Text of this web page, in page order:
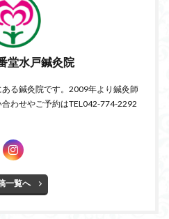
堂水戸鍼灸院
る鍼灸院です。2009年より鍼灸師
わせやご予約はTEL042-774-2292
一覧へ